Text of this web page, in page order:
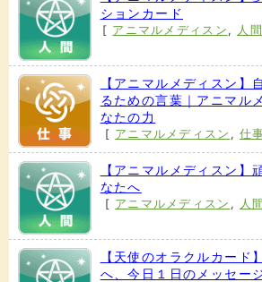
ションカード
[ アニマルメディスン , 人間
【アニマルメディスン】
るための言葉｜アニマル
なたの力
[ アニマルメディスン ,仕
【アニマルメディスン】
なたへ
[ アニマルメディスン , 人間
【天使のオラクルカード
へ、今日１日のメッセー